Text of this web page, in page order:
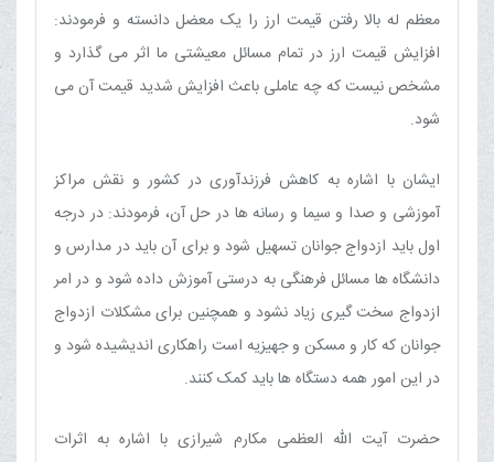
معظم له بالا رفتن قیمت ارز را یک معضل دانسته و فرمودند:
افزایش قیمت ارز در تمام مسائل معیشتی ما اثر می گذارد و
مشخص نیست که چه عاملی باعث افزایش شدید قیمت آن می
شود.
ایشان با اشاره به کاهش فرزندآوری در کشور و نقش مراکز
آموزشی و صدا و سیما و رسانه ها در حل آن، فرمودند: در درجه
اول باید ازدواج جوانان تسهیل شود و برای آن باید در مدارس و
دانشگاه ها مسائل فرهنگی به درستی آموزش داده شود و در امر
ازدواج سخت گیری زیاد نشود و همچنین برای مشکلات ازدواج
جوانان که کار و مسکن و جهیزیه است راهکاری اندیشیده شود و
در این امور همه دستگاه ها باید کمک کنند.
حضرت آیت الله العظمی مکارم شیرازی با اشاره به اثرات